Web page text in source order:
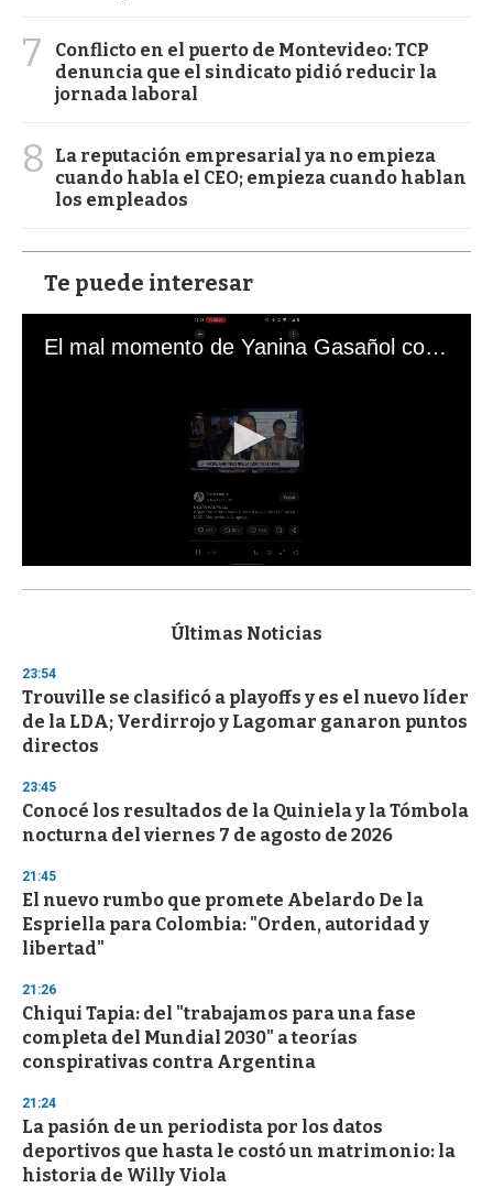
7
Conflicto en el puerto de Montevideo: TCP
denuncia que el sindicato pidió reducir la
jornada laboral
8
La reputación empresarial ya no empieza
cuando habla el CEO; empieza cuando hablan
los empleados
Te puede interesar
El mal momento de Yanina Gasañol con un hincha argentino en "Subrayado"
s
d
s
o
f
3
s
e
c
o
d
s
Últimas Noticias
23:54
Trouville se clasificó a playoffs y es el nuevo líder
de la LDA; Verdirrojo y Lagomar ganaron puntos
directos
23:45
Conocé los resultados de la Quiniela y la Tómbola
nocturna del viernes 7 de agosto de 2026
21:45
El nuevo rumbo que promete Abelardo De la
Espriella para Colombia: "Orden, autoridad y
libertad"
21:26
Chiqui Tapia: del "trabajamos para una fase
completa del Mundial 2030" a teorías
conspirativas contra Argentina
21:24
La pasión de un periodista por los datos
deportivos que hasta le costó un matrimonio: la
historia de Willy Viola